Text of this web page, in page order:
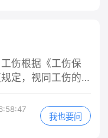
之日或职业病诊
整的，作出受理
出是否受理的决
伤根据《工伤保
定，视同工伤的
”。若员工在下班
家中等非工作场
我也要问